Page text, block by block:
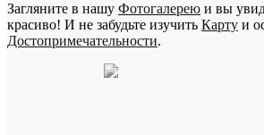
Загляните в нашу Фотогалерею и вы
красиво! И не забудьте изучить Карту и
Достопримечательности.